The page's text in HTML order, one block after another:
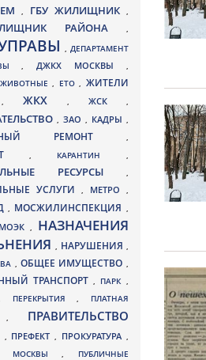
, ГБУ ЖИЛИЩНИК ,
РАЙОНА ,
, ДЕПАРТАМЕНТ
,ДЖКХ МОСКВЫ ,
, ЕТО , ЖИТЕЛИ
, ЖКХ , ЖСК ,
, ЗАО , КАДРЫ ,
РЕМОНТ ,
, КАРАНТИН ,
РЕСУРСЫ ,
УСЛУГИ , МЕТРО ,
, МОСЖИЛИНСПЕКЦИЯ ,
МОЭК ,
НАЗНАЧЕНИЯ
, НАРУШЕНИЯ ,
, ОБЩЕЕ ИМУЩЕСТВО ,
ТРАНСПОРТ, ПАРК ,
ПЕРЕКРЫТИЯ,
ПЛАТНАЯ
,
ПРАВИТЕЛЬСТВО
, ПРЕФЕКТ, ПРОКУРАТУРА ,
МОСКВЫ ,
ПУБЛИЧНЫЕ